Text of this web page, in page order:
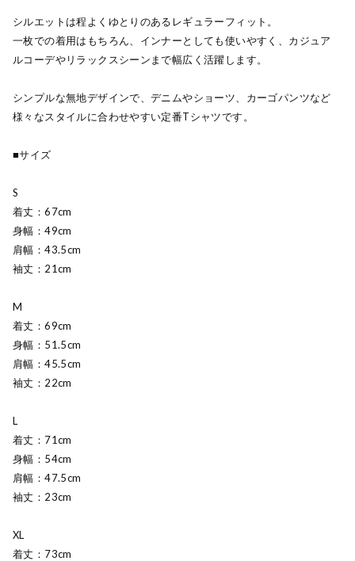
シルエットは程よくゆとりのあるレギュラーフィット。
一枚での着用はもちろん、インナーとしても使いやすく、カジュア
ルコーデやリラックスシーンまで幅広く活躍します。
シンプルな無地デザインで、デニムやショーツ、カーゴパンツなど
様々なスタイルに合わせやすい定番Tシャツです。
■サイズ
S
着丈：67cm
身幅：49cm
肩幅：43.5cm
袖丈：21cm
M
着丈：69cm
身幅：51.5cm
肩幅：45.5cm
袖丈：22cm
L
着丈：71cm
身幅：54cm
肩幅：47.5cm
袖丈：23cm
XL
着丈：73cm